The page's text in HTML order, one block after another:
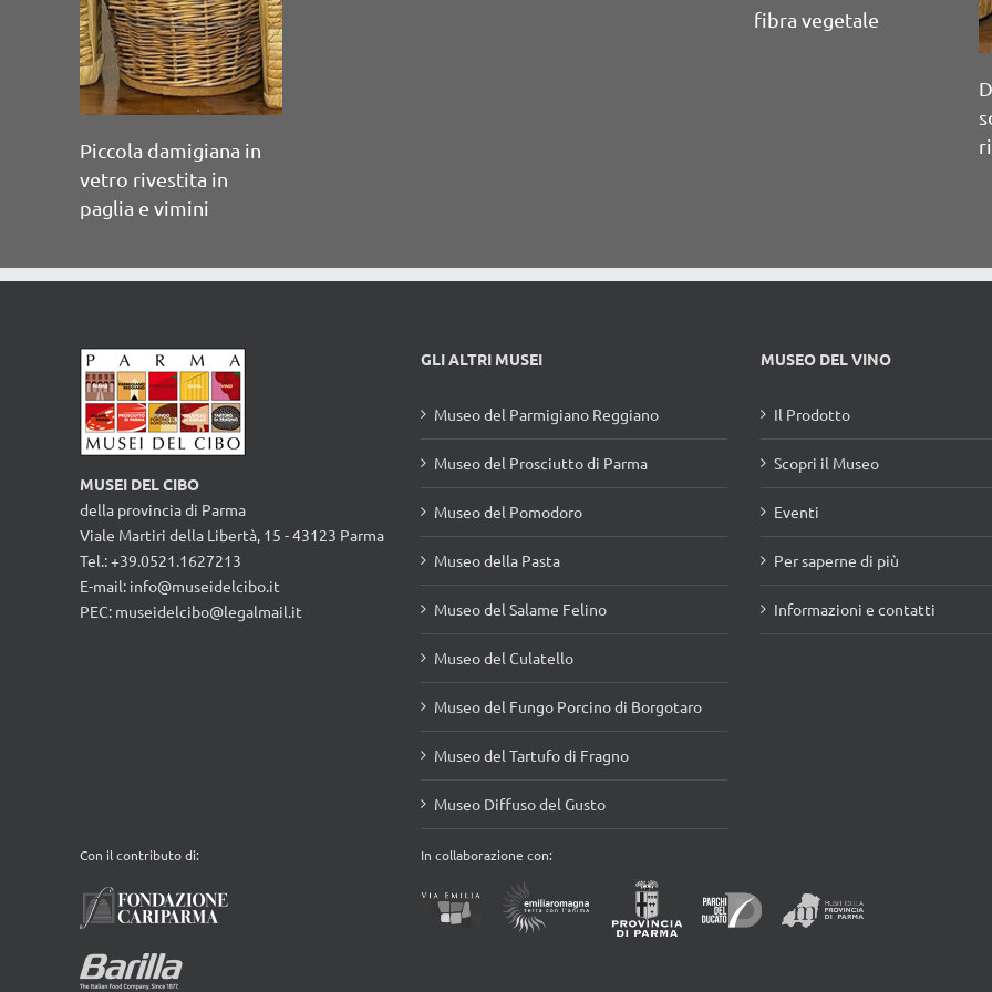
soffiato a mano con
sigillo.
MUSEI DEL CIBO
della provincia di Parma
Viale Martiri della Libertà, 15 - 43123 Parma
Tel.: +39.0521.1627213
E-mail:info@museidelcibo.it
PEC: museidelcibo@legalmail.it
GLI ALTRI MUSEI MUSEO DEL VINO
In collaborazione con: